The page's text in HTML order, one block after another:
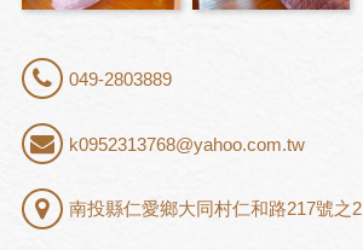
049-2803889
k0952313768@yahoo.com.tw
南投縣仁愛鄉大同村仁和路217號之2